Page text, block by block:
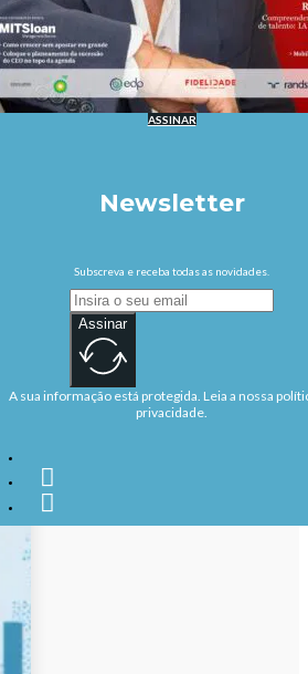
ASSINAR
Newsletter
Subscreva e receba todas as novidades.
Assinar
A sua informação está protegida. Leia a nossa
privacidade.